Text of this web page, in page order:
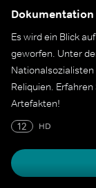
Dokumentation
Es wird ein Blick
geworfen. Unter
Reliquien.
Artefakten!
12
HD